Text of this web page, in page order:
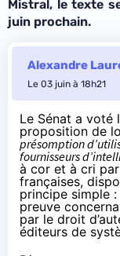
Mistral, le texte
juin prochain.
Alexandre
Le 03 juin à 18h21
Le Sénat a voté
proposition de
présomption
fournisseurs
à cor et à cri
françaises,
principe simple :
preuve
par le droit
éditeurs de